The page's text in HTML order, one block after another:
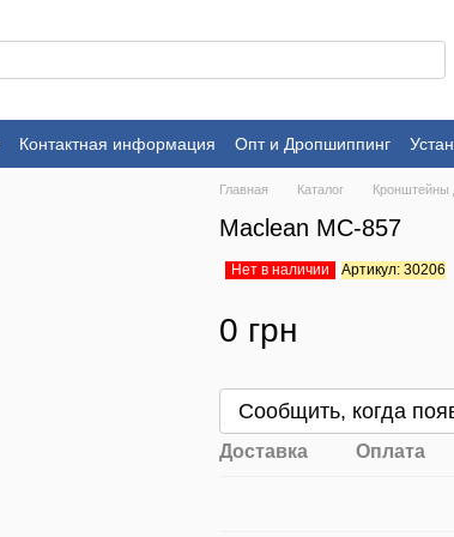
Контактная информация Опт и Дропшиппинг
Главная Каталог Кронштейны
Maclean MC-857
Нет в наличии Артикул: 30206
0 грн
Сообщить, когда
Доставка Оплата